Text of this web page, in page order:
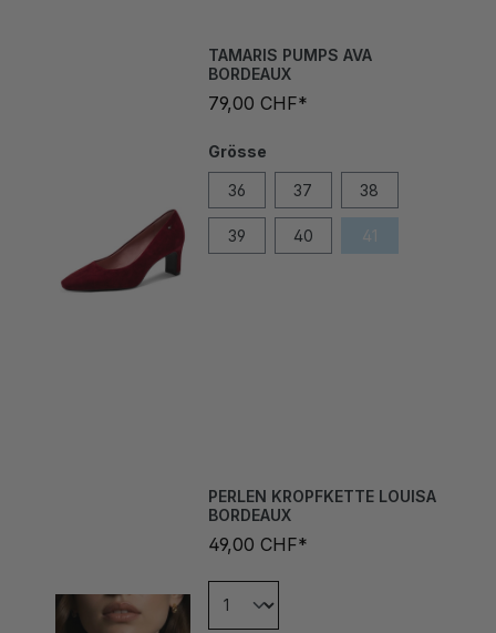
BORDEAUX
79,00 CHF*
39 40 41
BORDEAUX
49,00 CHF*